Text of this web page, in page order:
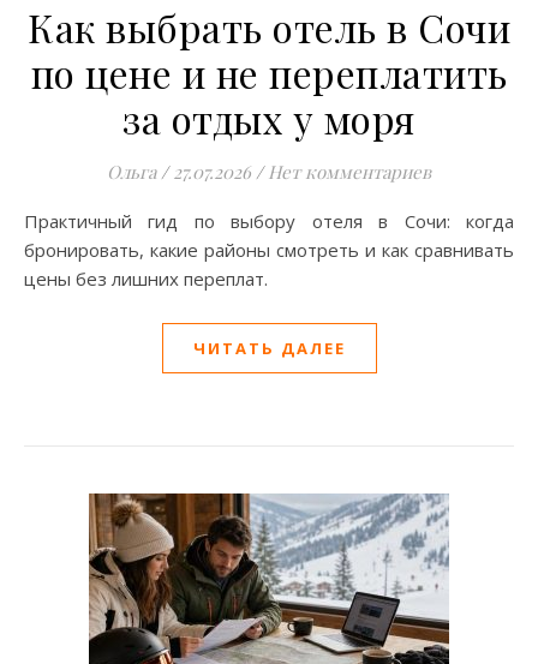
Как выбрать отель в Сочи
по цене и не переплатить
за отдых у моря
Ольга / 27.07.2026 / Нет комментариев
Практичный гид по выбору отеля в Сочи: когда
бронировать, какие районы смотреть и как сравнивать
цены без лишних переплат.
ЧИТАТЬ ДАЛЕЕ